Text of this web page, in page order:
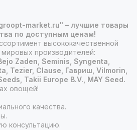
market.ru" – лучшие товары
по доступным ценам!
высококачественной
производителей:
Zaden, Seminis, Syngenta,
Tezier, Clause, Гавриш, Vilmorin,
Takii Europe B.V., MAY Seed.
овощей!
качества.
консультацию.